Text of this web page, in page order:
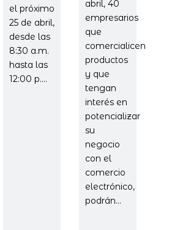
el próximo
25 de abril,
desde las
8:30 a.m.
hasta las
12:00 p....
abril, 40
empresarios
que
comercialicen
productos
y que
tengan
interés en
potencializar
su
negocio
con el
comercio
electrónico,
podrán...